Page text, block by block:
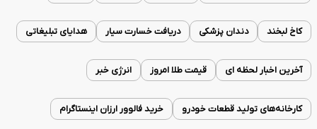
کاخ لبخند دندان پزشکی دریافت خسارت سیار هدایای تبلیغاتی
آخرین اخبار لحظه ای قیمت طلا امروز انرژی خبر
کارخانه‌های تولید قطعات خودرو خرید فالوور ارزان اینستاگرام